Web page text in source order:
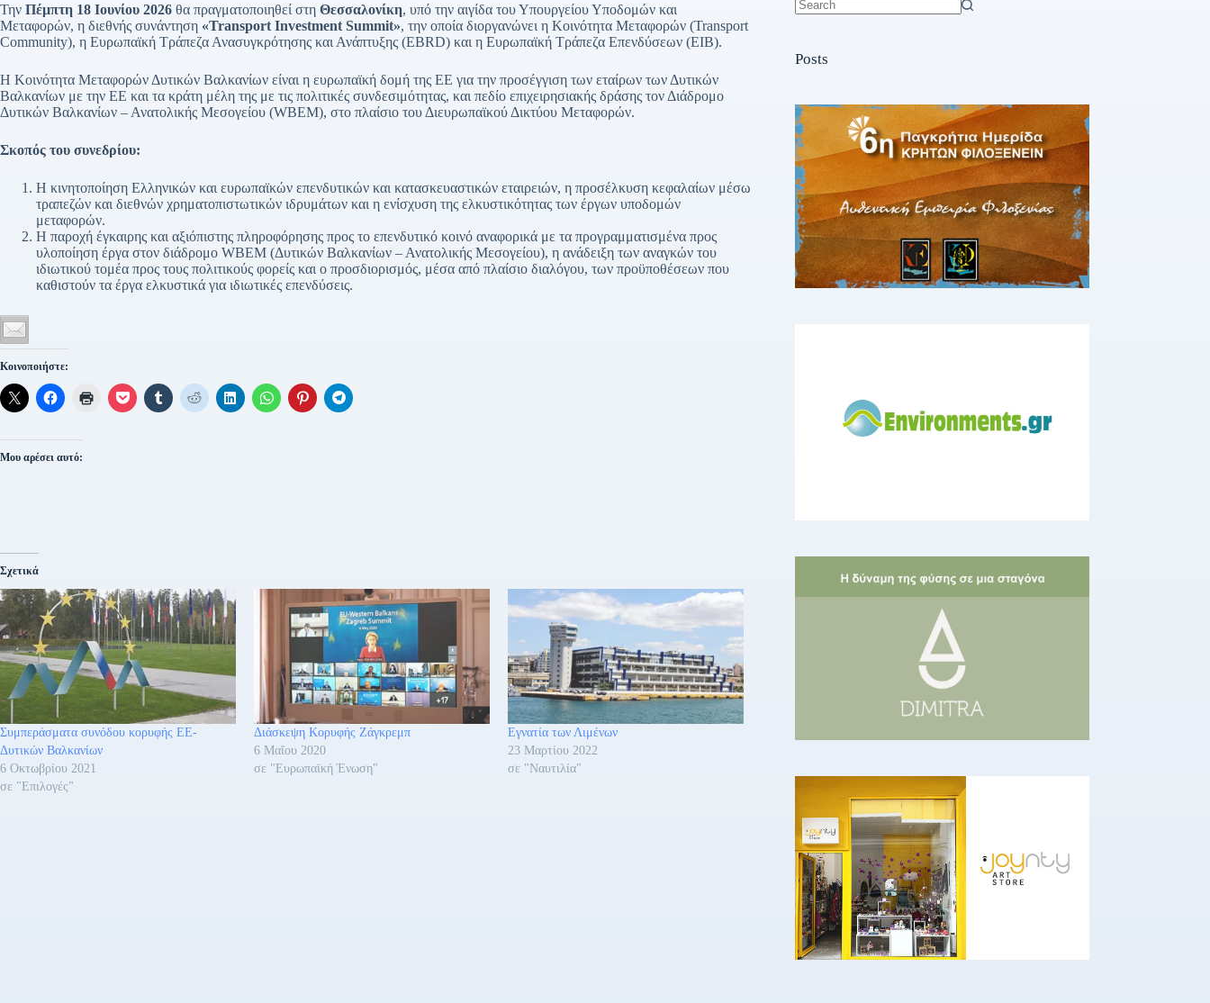
Την Πέμπτη 18 Ιουνίου 2026 θα πραγματοποιηθεί στη Θεσσαλονίκη, υπό την αιγίδα του Υπουργείου Υποδομών και
Μεταφορών, η διεθνής συνάντηση «Transport Investment Summit», την οποία διοργανώνει η Κοινότητα Μεταφορών (Transport
Community), η Ευρωπαϊκή Τράπεζα Ανασυγκρότησης και Ανάπτυξης (EBRD) και η Ευρωπαϊκή Τράπεζα Επενδύσεων (EIB).
Η Κοινότητα Μεταφορών Δυτικών Βαλκανίων είναι η ευρωπαϊκή δομή της ΕΕ για την προσέγγιση των εταίρων των Δυτικών
Βαλκανίων με την ΕΕ και τα κράτη μέλη της με τις πολιτικές συνδεσιμότητας, και πεδίο επιχειρησιακής δράσης τον Διάδρομο
Δυτικών Βαλκανίων – Ανατολικής Μεσογείου (WBEM), στο πλαίσιο του Διευρωπαϊκού Δικτύου Μεταφορών.
Σκοπός του συνεδρίου:
H κινητοποίηση Ελληνικών και ευρωπαϊκών επενδυτικών και κατασκευαστικών εταιρειών, η προσέλκυση κεφαλαίων μέσω
τραπεζών και διεθνών χρηματοπιστωτικών ιδρυμάτων και η ενίσχυση της ελκυστικότητας των έργων υποδομών
μεταφορών.
H παροχή έγκαιρης και αξιόπιστης πληροφόρησης προς το επενδυτικό κοινό αναφορικά με τα προγραμματισμένα προς
υλοποίηση έργα στον διάδρομο WBEM (Δυτικών Βαλκανίων – Ανατολικής Μεσογείου), η ανάδειξη των αναγκών του
ιδιωτικού τομέα προς τους πολιτικούς φορείς και ο προσδιορισμός, μέσα από πλαίσιο διαλόγου, των προϋποθέσεων που
καθιστούν τα έργα ελκυστικά για ιδιωτικές επενδύσεις.
Κοινοποιήστε:
Μου αρέσει αυτό:
Σχετικά
Συμπεράσματα συνόδου κορυφής ΕΕ-
Δυτικών Βαλκανίων
6 Οκτωβρίου 2021
σε "Επιλογές"
Διάσκεψη Κορυφής Ζάγκρεμπ
6 Μαΐου 2020
σε "Ευρωπαϊκή Ένωση"
Εγνατία των Λιμένων
23 Μαρτίου 2022
σε "Ναυτιλία"
Posts